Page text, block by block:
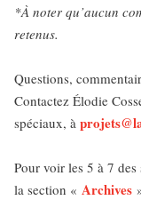
*À noter qu’aucun
retenus.
Questions,
Contactez Élodie
spéciaux, à
Pour voir les 5 à 7
la section « Archives